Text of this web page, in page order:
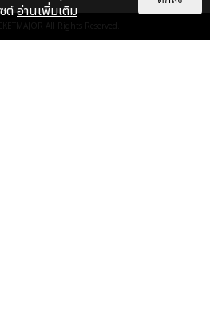
หวา...
EXCLUSIVE : 16
All Rights Reserved.
ซต์อ่านเพิ่มเติม